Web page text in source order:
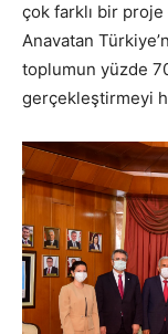
çok farklı bir
Anavatan
toplumun yüzde
gerçekleştirmeyi